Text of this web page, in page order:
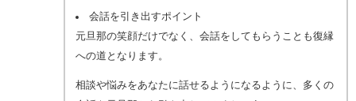
会話を引き出すポイント
元旦那の笑顔だけでなく、会話をしてもらうことも復縁
への道となります。
相談や悩みをあなたに話せるようになるように、多くの